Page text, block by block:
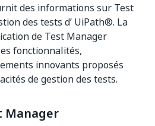
des informations sur Test
des tests d’ UiPath®. La
de Test Manager
fonctionnalités,
innovants proposés
de gestion des tests.
Manager